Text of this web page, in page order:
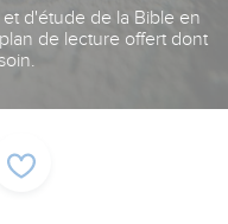
d'étude de la Bible en
de lecture offert dont